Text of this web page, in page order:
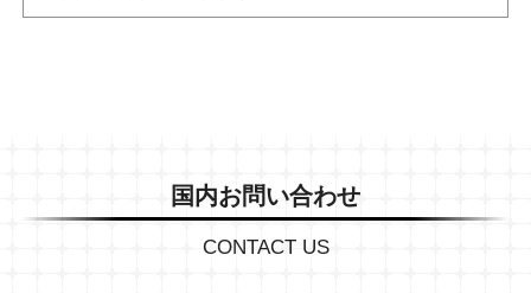
国内お問い合わせ
CONTACT US